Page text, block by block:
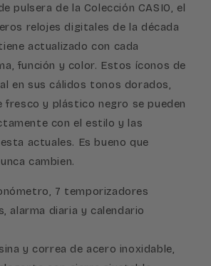
pulsera de la Colección CASIO, el
relojes digitales de la década
actualizado con cada
función y color. Estos íconos de
en sus cálidos tonos dorados,
fresco y plástico negro se pueden
con el estilo y las
actuales. Es bueno que
cambien.
7 temporizadores
alarma diaria y calendario
y correa de acero inoxidable,